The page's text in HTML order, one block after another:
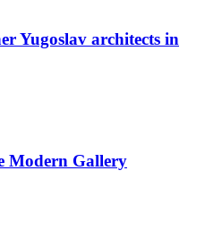
Yugoslav architects in
Modern Gallery